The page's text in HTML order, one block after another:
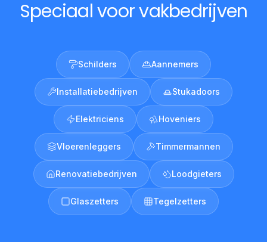
Speciaal voor vakbedrijven
Schilders Aannemers
Installatiebedrijven Stukadoors
Elektriciens Hoveniers
Vloerenleggers Timmermannen
Renovatiebedrijven Loodgieters
Glaszetters Tegelzetters